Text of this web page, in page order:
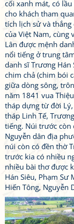
cối xanh mát, có
cho khách tham
tích lịch sử và
của Việt Nam, cùng
Lân được mệnh
nổi tiếng ở trung
danh sĩ Trương Hán
chim chả (chim bói
giữa dòng sông,
năm 1841 vua
tháp dựng từ đời
tháp Linh Tế,
tiếng. Núi trước còn
Nguyễn dân địa
núi còn có đền thờ
trước kia có nhiều
nhiều bài thơ được
Hán Siêu, Phạm Sư
Hiến Tông, Nguyễn